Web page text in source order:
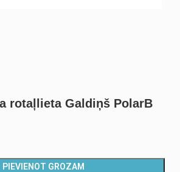
rotaļlieta Galdiņš PolarB
PIEVIENOT GROZAM